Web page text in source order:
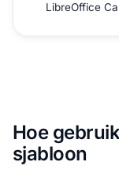
LibreOffice
Hoe
sjabloon